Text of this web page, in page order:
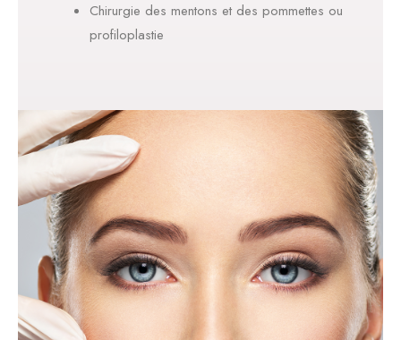
Chirurgie des mentons et des pommettes ou
profiloplastie